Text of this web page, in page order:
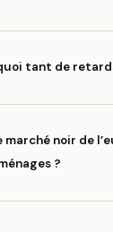
tant de
noir de
?